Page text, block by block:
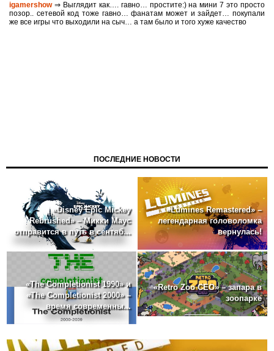
igamershow⇒ Выглядит как…. гавно… простите:) на мини 7 это просто
позор.. сетевой код тоже гавно… фанатам может и зайдет… покупали
же все игры что выходили на сыч… а там было и того хуже качество
ПОСЛЕДНИЕ НОВОСТИ
«Disney Epic Mickey
Rebrushed» – Микки Маус
отправится в путь в сентяб...
«Lumines Remastered» –
легендарная головоломка
вернулась!
«The Completionist 1990» и
«The Completionist 2000» –
время современны...
«Retro Zoo CEO» – запара в
зоопарке